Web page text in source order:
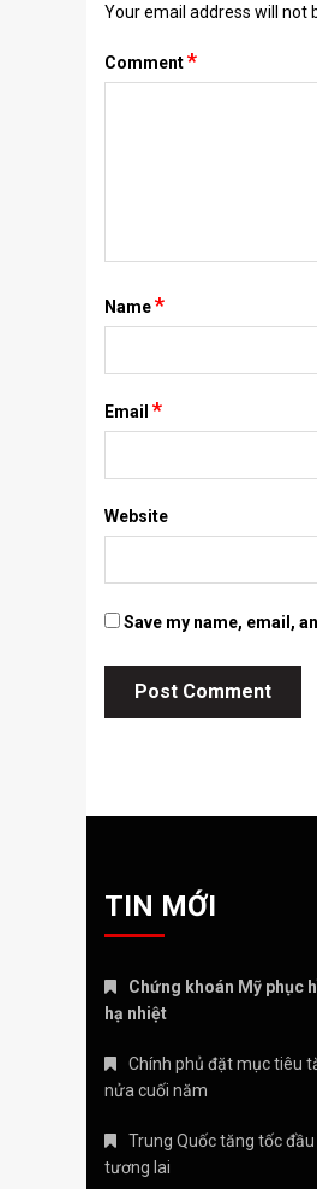
Your email address will not
Comment*
Name*
Email *
Website
Save my name, email,
TIN MỚI
Chứng khoán Mỹ phục
hạ nhiệt
Chính phủ đặt mục tiêu
nửa cuối năm
Trung Quốc tăng tốc
tương lai